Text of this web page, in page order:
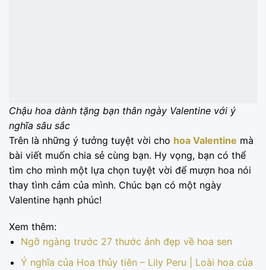
Chậu hoa dành tặng bạn thân ngày Valentine với ý
nghĩa sâu sắc
Trên là những ý tưởng tuyệt vời cho hoa Valentine mà
bài viết muốn chia sẻ cùng bạn. Hy vọng, bạn có thể
tìm cho mình một lựa chọn tuyệt vời để mượn hoa nói
thay tình cảm của mình. Chúc bạn có một ngày
Valentine hạnh phúc!
Xem thêm:
Ngỡ ngàng trước 27 thước ảnh đẹp về hoa sen
Ý nghĩa của Hoa thủy tiên – Lily Peru | Loài hoa của